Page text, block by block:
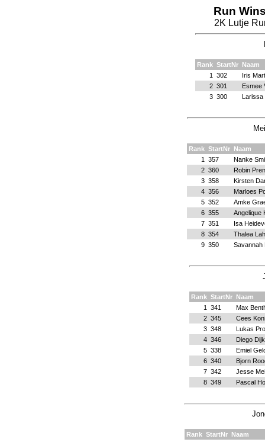
Run
2K Lutje
Rank StartNr
Naam
1
302
Iris
2 301
Esmee
3 300 Larissa
Rank StartNr Naam
1
357
Nanke
2 360
Robin
3 358
Kirsten
4 356
Marloes
5 352
Amke
6 355
Angelique
7 351
Isa
8 354
Thalea
9 350 Savannah
Rank StartNr Naam
1
341
Max
2 345
Cees
3 348
Lukas
4 346
Diego
5 338
Emiel
6 340
Bjorn
7 342
Jesse
8 349 Pascal
Rank StartNr Naam